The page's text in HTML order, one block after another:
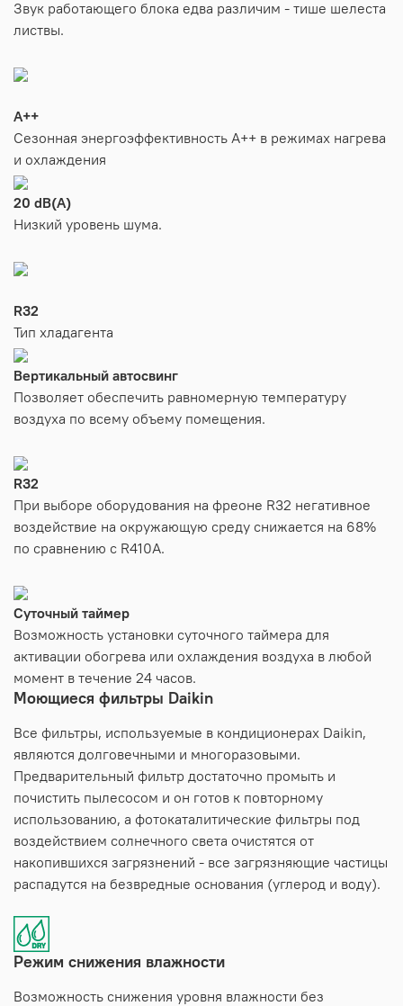
Звук работающего блока едва различим - тише шелеста
листвы.
A++
Сезонная энергоэффективность А++ в режимах нагрева
и охлаждения
20 dB(A)
Низкий уровень шума.
R32
Тип хладагента
Вертикальный автосвинг
Позволяет обеспечить равномерную температуру
воздуха по всему объему помещения.
R32
При выборе оборудования на фреоне R32 негативное
воздействие на окружающую среду снижается на 68%
по сравнению с R410A.
Суточный таймер
Возможность установки суточного таймера для
активации обогрева или охлаждения воздуха в любой
момент в течение 24 часов.
Моющиеся фильтры Daikin
Все фильтры, используемые в кондиционерах Daikin,
являются долговечными и многоразовыми.
Предварительный фильтр достаточно промыть и
почистить пылесосом и он готов к повторному
использованию, а фотокаталитические фильтры под
воздействием солнечного света очистятся от
накопившихся загрязнений - все загрязняющие частицы
распадутся на безвредные основания (углерод и воду).
Режим снижения влажности
Возможность снижения уровня влажности без